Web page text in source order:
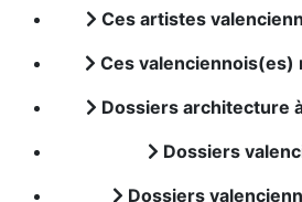
Ces artistes
Ces valenciennois(es)
Dossiers architecture
Dossiers
Dossiers